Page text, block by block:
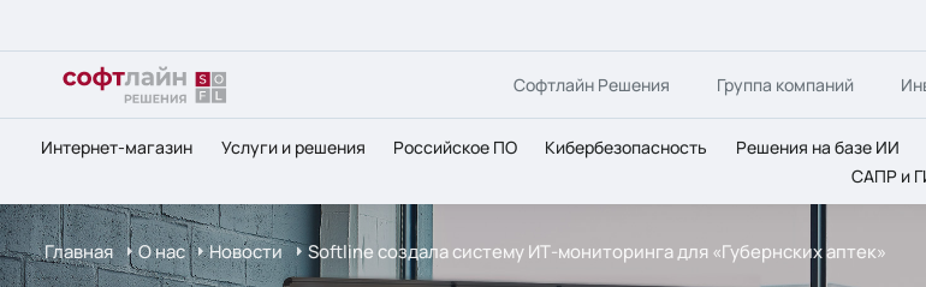
Софтлайн Решения Группа компаний
Интернет-магазин Услуги и решения Российское ПО Кибербезопасность Решения на базе ИИ
САПР и
Главная О нас Новости Softline создала систему ИТ-мониторинга для «Губернских аптек»